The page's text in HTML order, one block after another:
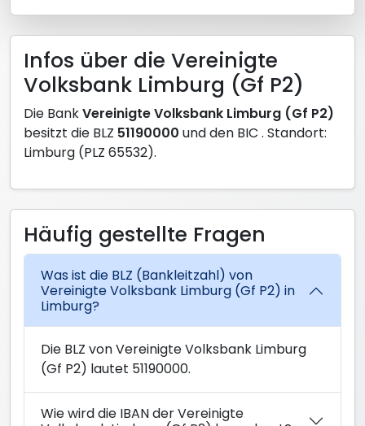
Infos über die Vereinigte
Volksbank Limburg (Gf P2)
Die BankVereinigte Volksbank Limburg (Gf P2)
besitzt die BLZ 51190000 und den BIC . Standort:
Limburg (PLZ 65532).
Häufig gestellte Fragen
Was ist die BLZ (Bankleitzahl) von
Vereinigte Volksbank Limburg (Gf P2) in
Limburg?
Die BLZ von Vereinigte Volksbank Limburg
(Gf P2) lautet 51190000.
Wie wird die IBAN der Vereinigte